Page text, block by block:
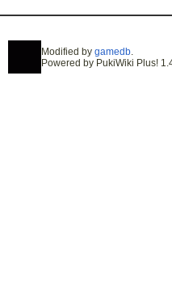
Modified by gamedb.
Powered by PukiWiki Plus!